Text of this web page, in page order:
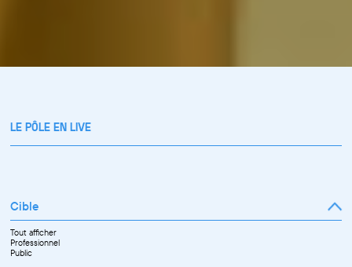
LE PÔLE EN LIVE
Cible
Tout afficher
Professionnel
Public